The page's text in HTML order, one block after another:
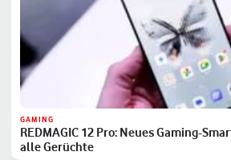
GAMING
REDMAGIC 12 Pro: Neues Gaming-
alle Gerüchte